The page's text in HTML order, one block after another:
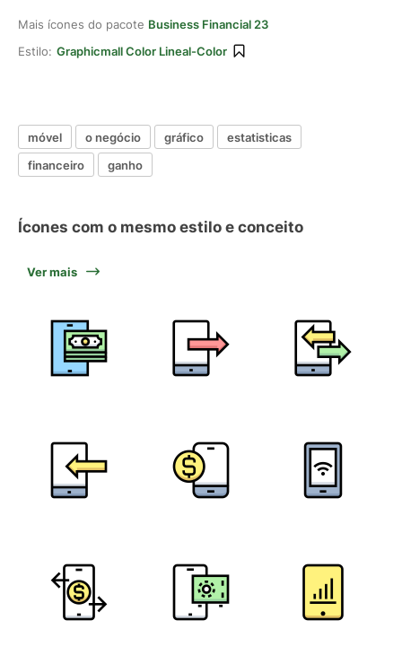
Mais ícones do pacote Business Financial 23
Estilo: Graphicmall Color Lineal-Color
móvel o negócio gráfico
estatisticas
financeiro
ganho
Ícones com o mesmo estilo e conceito
Ver mais